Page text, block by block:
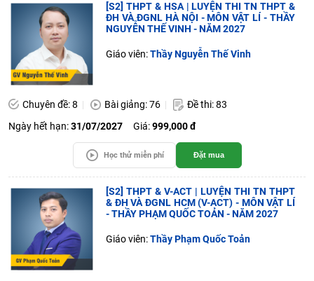
[S2] THPT & HSA | LUYỆN THI TN THPT &
ĐH VÀ ĐGNL HÀ NỘI - MÔN VẬT LÍ - THẦY
NGUYỄN THẾ VINH - NĂM 2027
Giáo viên:Thầy Nguyễn Thế Vinh
Chuyên đề: 8 Bài giảng: 76
Đề thi: 83
Ngày hết hạn:31/07/2027 Giá:999,000 đ
Học thử miễn phí Đặt mua
[S2] THPT & V-ACT | LUYỆN THI TN THPT
& ĐH VÀ ĐGNL HCM (V-ACT) - MÔN VẬT LÍ
- THẦY PHẠM QUỐC TOẢN - NĂM 2027
Giáo viên:Thầy Phạm Quốc Toản